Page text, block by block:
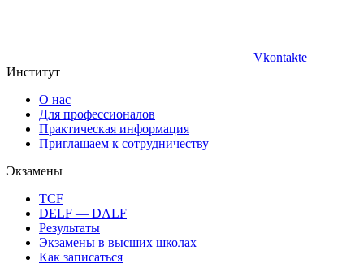
Vkontakte
Институт
О нас
Для профессионалов
Практическая информация
Приглашаем к сотрудничеству
Экзамены
TCF
DELF — DALF
Результаты
Экзамены в высших школах
Как записаться